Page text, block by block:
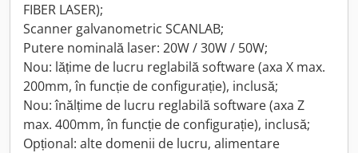
FIBER LASER);
Scanner galvanometric SCANLAB;
Putere nominală laser: 20W / 30W / 50W;
Nou: lățime de lucru reglabilă software (axa X max.
200mm, în funcție de configurație), inclusă;
Nou: înălțime de lucru reglabilă software (axa Z
max. 400mm, în funcție de configurație), inclusă;
Opțional: alte domenii de lucru, alimentare